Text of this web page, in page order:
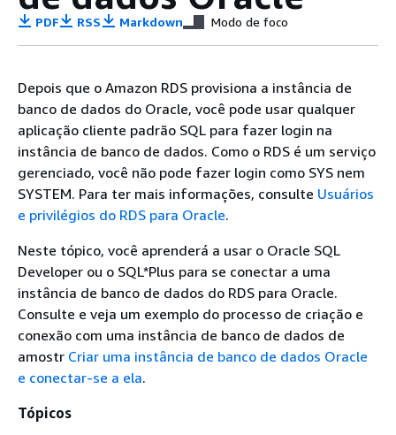
PDF RSS Markdown Modo de foco
Depois que o Amazon RDS provisiona a instância de
banco de dados do Oracle, você pode usar qualquer
aplicação cliente padrão SQL para fazer login na
instância de banco de dados. Como o RDS é um serviço
gerenciado, você não pode fazer login como SYS nem
SYSTEM. Para ter mais informações, consulte Usuários
e privilégios do RDS para Oracle.
Neste tópico, você aprenderá a usar o Oracle SQL
Developer ou o SQL*Plus para se conectar a uma
instância de banco de dados do RDS para Oracle.
Consulte e veja um exemplo do processo de criação e
conexão com uma instância de banco de dados de
amostr Criar uma instância de banco de dados Oracle
e conectar-se a ela.
Tópicos